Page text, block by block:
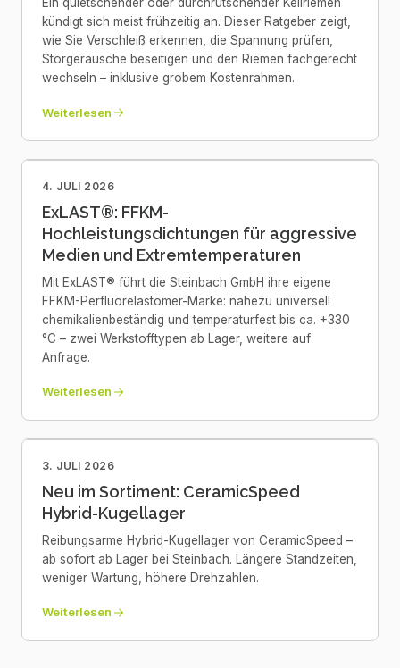
kündigt sich meist frühzeitig an. Dieser Ratgeber zeigt,
wie Sie Verschleiß erkennen, die Spannung prüfen,
Störgeräusche beseitigen und den Riemen fachgerecht
wechseln – inklusive grobem Kostenrahmen.
Weiterlesen
4. JULI 2026
ExLAST®: FFKM-
Hochleistungsdichtungen für aggressive
Medien und Extremtemperaturen
Mit ExLAST® führt die Steinbach GmbH ihre eigene
FFKM-Perfluorelastomer-Marke: nahezu universell
chemikalienbeständig und temperaturfest bis ca. +330
°C – zwei Werkstofftypen ab Lager, weitere auf
Anfrage.
Weiterlesen
3. JULI 2026
Neu im Sortiment: CeramicSpeed
Hybrid-Kugellager
Reibungsarme Hybrid-Kugellager von CeramicSpeed –
ab sofort ab Lager bei Steinbach. Längere Standzeiten,
weniger Wartung, höhere Drehzahlen.
Weiterlesen